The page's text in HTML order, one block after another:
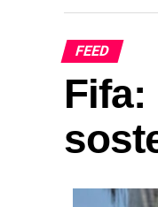
FEED